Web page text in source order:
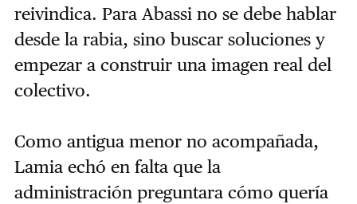
reivindica. Para Abassi no se debe hablar
desde la rabia, sino buscar soluciones y
empezar a construir una imagen real del
colectivo.
Como antigua menor no acompañada,
Lamia echó en falta que la
administración preguntara cómo quería